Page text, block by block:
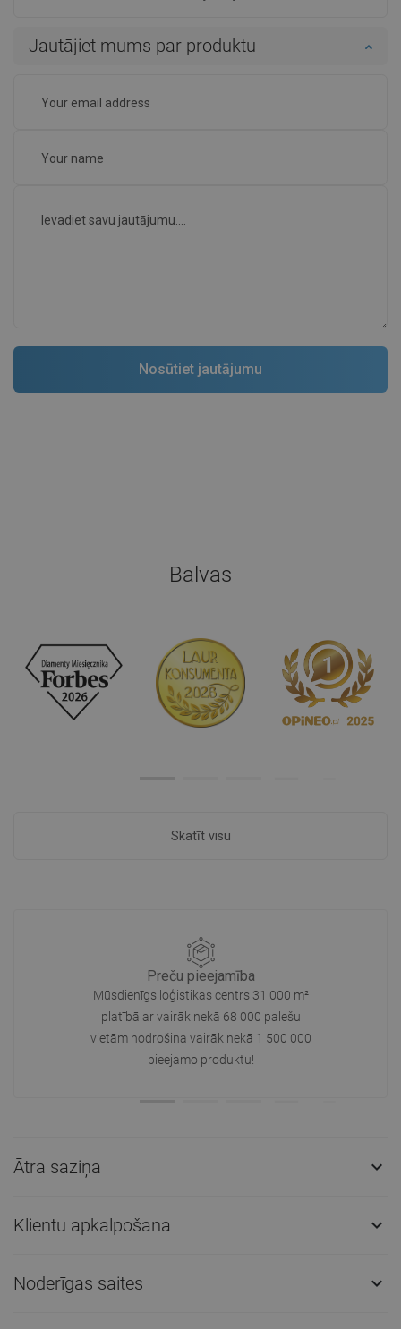
Jautājiet mums par produktu
Balvas
Skatīt visu
Preču pieejamība
Mūsdienīgs loģistikas centrs 31 000 m²
platībā ar vairāk nekā 68 000 palešu
vietām nodrošina vairāk nekā 1 500 000
pieejamo produktu!
Ātra saziņa 
Klientu apkalpošana 
Noderīgas saites 